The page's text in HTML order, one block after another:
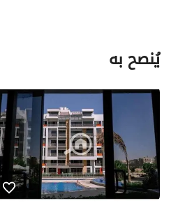
يُنصح به